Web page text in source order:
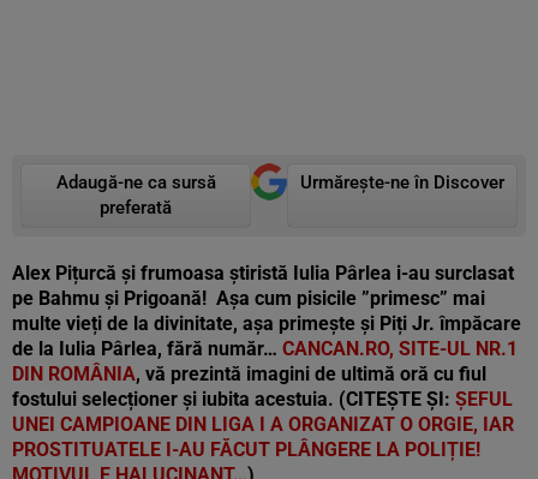
Adaugă-ne ca sursă
preferată
Urmărește-ne în Discover
Alex Pițurcă și frumoasa știristă Iulia Pârlea i-au surclasat
pe Bahmu și Prigoană! Așa cum pisicile ”primesc” mai
multe vieți de la divinitate, așa primește și Piți Jr. împăcare
de la Iulia Pârlea, fără număr… CANCAN.RO, SITE-UL NR.1
DIN ROMÂNIA, vă prezintă imagini de ultimă oră cu fiul
fostului selecționer și iubita acestuia. (CITEȘTE ȘI: ȘEFUL
UNEI CAMPIOANE DIN LIGA I A ORGANIZAT O ORGIE, IAR
PROSTITUATELE I-AU FĂCUT PLÂNGERE LA POLIȚIE!